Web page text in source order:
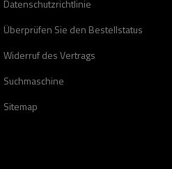
Datenschutzrichtlinie
Überprüfen Sie den Bestellstatus
Widerruf des Vertrags
Suchmaschine
Sitemap